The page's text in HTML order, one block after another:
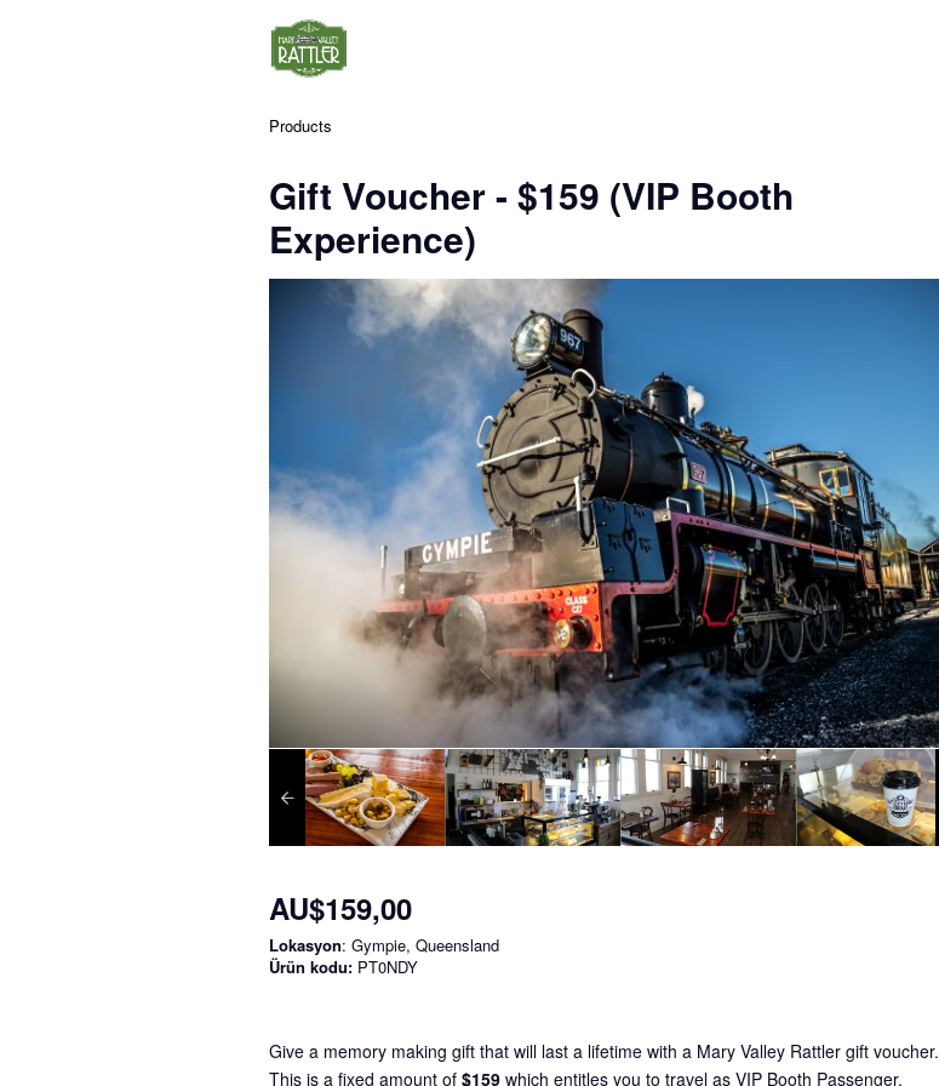
Products
Gift Voucher - $159 (VIP Booth
Experience)
AU$159,00
Lokasyon: Gympie, Queensland
Ürün kodu: PT0NDY
Give a memory making gift that will last a lifetime with a Mary Valley Rattler gift voucher.
This is a fixed amount of $159 which entitles you to travel as VIP Booth Passenger.